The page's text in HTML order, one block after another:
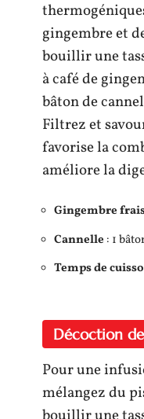
gingembre et
bouillir une
à café de
bâton de
Filtrez et
favorise la
améliore la
Gingembre
Cannelle : 1
Temps de
Décoction
Pour une
mélangez du